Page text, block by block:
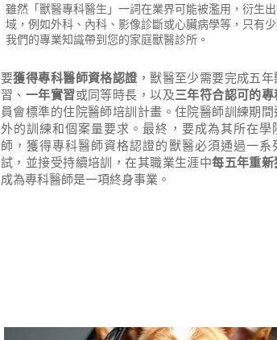
雖然「獸醫專科醫生」一詞在業界可能被濫用，衍生
域，例如外科、內科、影像診斷或心臟病學等，只有
我們的專業知識帶到您的家庭獸醫診所。
要獲得專科醫師資格認證，獸醫至少需要完成五
習、 一年實習或同等時長，以及三年符合認可的
員會標準的住院醫師培訓計畫。住院醫師訓練期
外的訓練和個案量要求。最終，要成為其所在學
師，獲得專科醫師資格認證的獸醫必須通過一系
試，並接受持續培訓，在其職業生涯中每五年重
成為專科醫師是一項終身事業。